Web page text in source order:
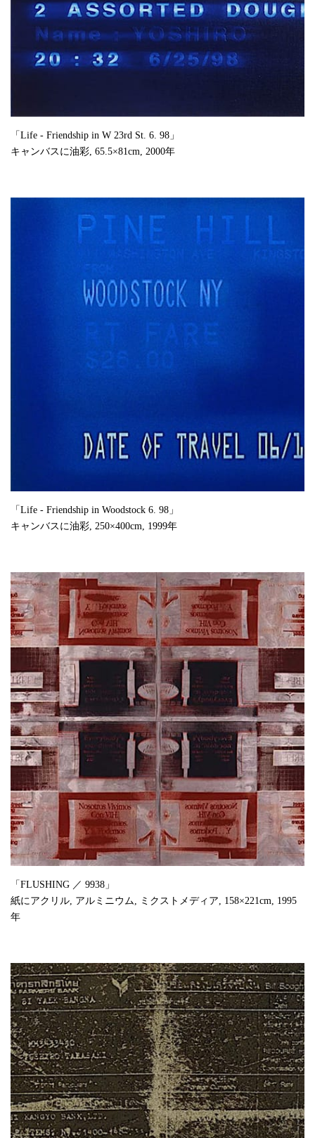
「Life - Friendship in W 23rd St. 6. 98」
キャンバスに油彩, 65.5×81cm, 2000年
「Life - Friendship in Woodstock 6. 98」
キャンバスに油彩, 250×400cm, 1999年
「FLUSHING ／ 9938」
紙にアクリル, アルミニウム, ミクストメディア, 158×221cm, 1995
年